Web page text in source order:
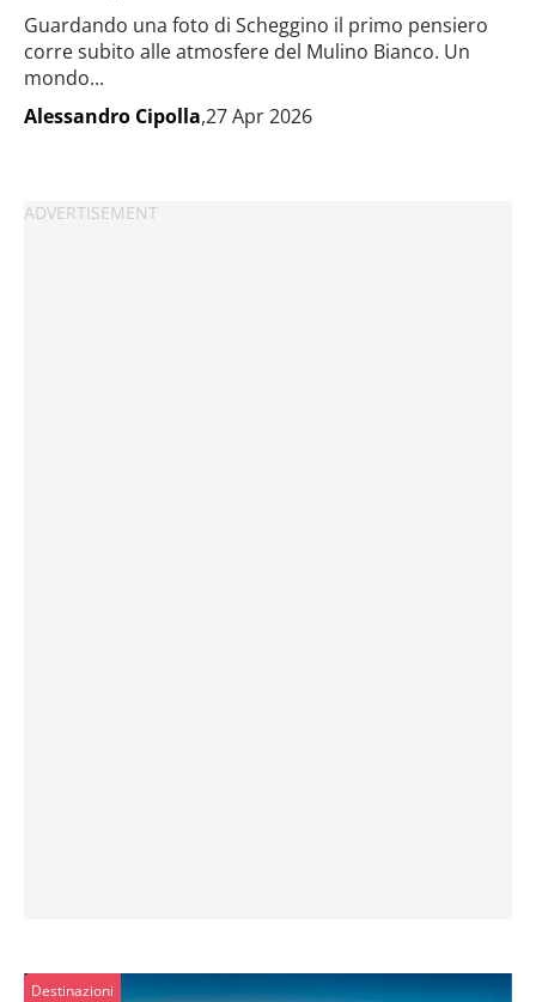
Guardando una foto di Scheggino il primo pensiero
corre subito alle atmosfere del Mulino Bianco. Un
mondo...
Alessandro Cipolla,27 Apr 2026
Destinazioni